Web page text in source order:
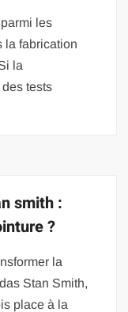
les
la fabrication
la
tests
smith :
?
la
Stan Smith,
place à la